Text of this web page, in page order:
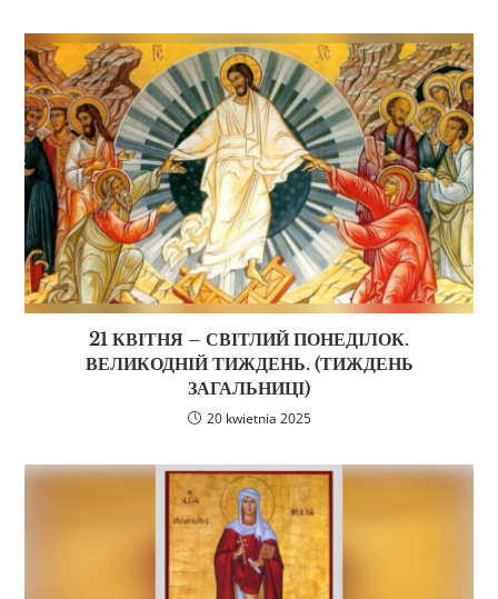
21 КВІТНЯ – СВІТЛИЙ ПОНЕДІЛОК.
ВЕЛИКОДНІЙ ТИЖДЕНЬ. (ТИЖДЕНЬ
ЗАГАЛЬНИЦІ)
20 kwietnia 2025